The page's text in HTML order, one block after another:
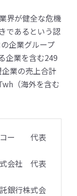
界が健全な危機
であるという認
企業グループ
企業を含む249
業の売上合計
（海外を含む
コー 代表
会社 代表
銀行株式会